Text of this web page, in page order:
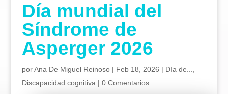
Día mundial del
Síndrome de
Asperger 2026
porAna De Miguel Reinoso| Feb 18, 2026 | Día de...
Discapacidad cognitiva | 0 Comentarios